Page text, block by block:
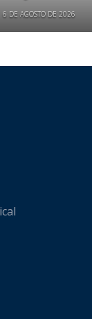
6 DE AGOSTO DE 2026